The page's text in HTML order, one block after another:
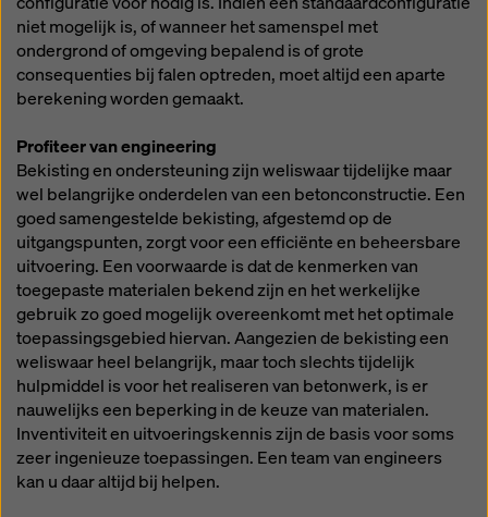
niet mogelijk is, of wanneer het samenspel met
ondergrond of omgeving bepalend is of grote
consequenties bij falen optreden, moet altijd een aparte
berekening worden gemaakt.
Profiteer van engineering
Bekisting en ondersteuning zijn weliswaar tijdelijke maar
wel belangrijke onderdelen van een betonconstructie. Een
goed samengestelde bekisting, afgestemd op de
uitgangspunten, zorgt voor een efficiënte en beheersbare
uitvoering. Een voorwaarde is dat de kenmerken van
toegepaste materialen bekend zijn en het werkelijke
gebruik zo goed mogelijk overeenkomt met het optimale
toepassingsgebied hiervan. Aangezien de bekisting een
weliswaar heel belangrijk, maar toch slechts tijdelijk
hulpmiddel is voor het realiseren van betonwerk, is er
nauwelijks een beperking in de keuze van materialen.
Inventiviteit en uitvoeringskennis zijn de basis voor soms
zeer ingenieuze toepassingen. Een team van engineers
kan u daar altijd bij helpen.
rechtsmiddelen bestaan. U kunt alle cookies waarvoor
toestemming is vereist weigeren door te klikken op
'Weigeren' of door uwcookie-instellingenaan te
passen door te klikken op cookie-instellingen
onderaan deze website en de betreffende
te allen tijde intrekken met werking voor de toekomst
en zonder opgaaf van reden door te klikken op
cookie-instellingenonderaan deze website.
Meer informatie over onze cookiesin ons
privacybeleid. Wij bieden u ook de mogelijkheid om
uw cookies te selecteren (geavanceerde cookie-
instellingen).